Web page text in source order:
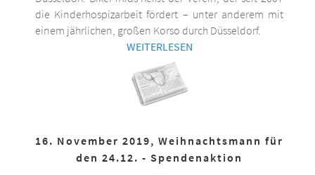
die Kinderhospizarbeit fördert – unter anderem mit
einem jährlichen, großen Korso durch Düsseldorf.
WEITERLESEN
16. November 2019, Weihnachtsmann für
den 24.12. - Spendenaktion